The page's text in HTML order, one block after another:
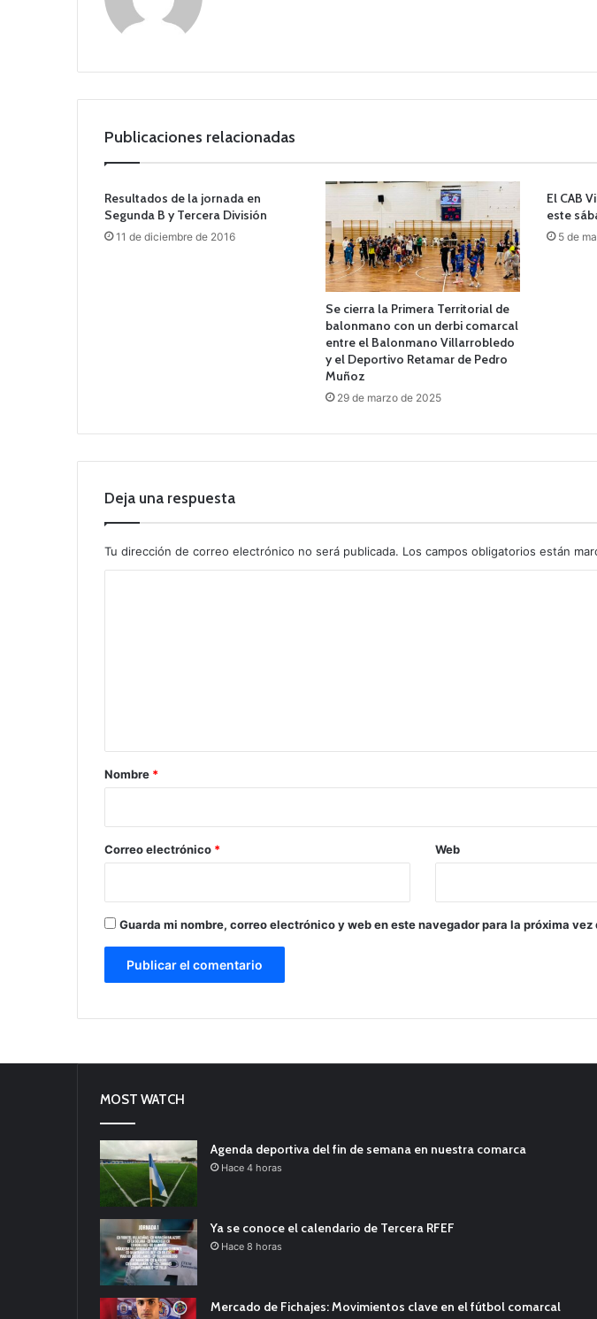
Publicaciones relacionadas
Resultados de la jornada en
Segunda B y Tercera División
11 de diciembre de 2016
Se cierra la Primera Territorial de
balonmano con un derbi comarcal
entre el Balonmano Villarrobledo
y el Deportivo Retamar de Pedro
Muñoz
29 de marzo de 2025
El CAB
este
5 de
Deja una respuesta
Tu dirección de correo electrónico no será publicada. Los campos obligatorios están
r
*
Nombre *
Correo electrónico * Web
Guarda mi nombre, correo electrónico y web en este navegador para la próxima vez
MOST WATCH
Agenda deportiva del fin de semana en nuestra comarca
Hace 4 horas
Ya se conoce el calendario de Tercera RFEF
Hace 8 horas
Mercado de Fichajes: Movimientos clave en el fútbol comarcal